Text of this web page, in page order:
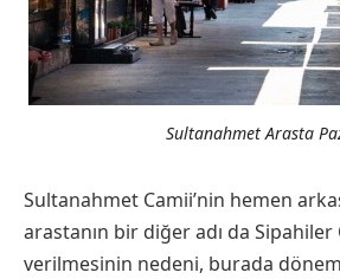
Sultanahmet Arasta
Sultanahmet Camii’nin hemen
arastanın bir diğer adı da Sipahiler
verilmesinin nedeni, burada